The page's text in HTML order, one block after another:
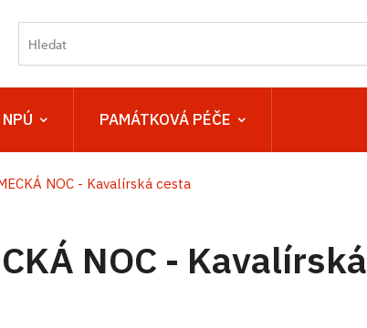
PAMÁTKOVÁ PÉČE
NOC - Kavalírská cesta
NOC - Kavalírská